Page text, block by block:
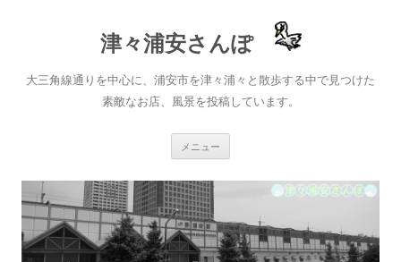
津々浦安さんぽ
大三角線通りを中心に、浦安市を津々浦々と散歩する中で見つけた
素敵なお店、風景を投稿しています。
メニュー
ン
キ
ッ
プ